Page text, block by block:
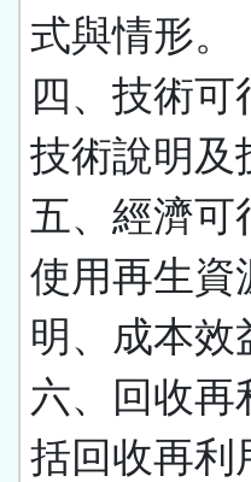
式與情形。
四、技術
技術說明及
五、經濟可
使用再生資
明、成本效
六、回收再
括回收再利